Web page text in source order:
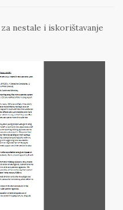
nestale i iskorištavanje